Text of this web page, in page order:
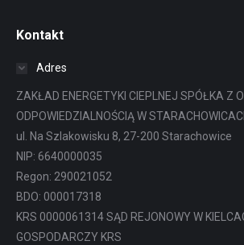
Kontakt
Adres
ZAKŁAD ENERGETYKI CIEPLNEJ SPÓŁKA Z
ODPOWIEDZIALNOŚCIĄ W
ul. Na Szlakowisku 8, 27-200 Starachowice
NIP: 6640000035
Regon: 290021052
BDO: 000017318
KRS 0000061314 SĄD REJONOWY W
GOSPODARCZY KRS